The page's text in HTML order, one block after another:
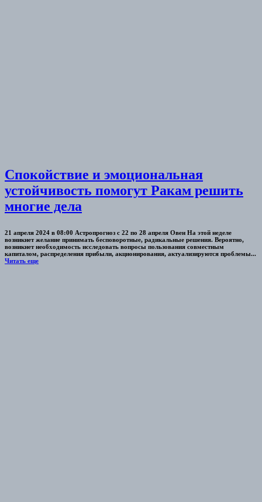
Спокойствие и эмоциональная
устойчивость помогут Ракам решить
многие дела
21 апреля 2024 в 08:00 Астропрогноз с 22 по 28 апреля Овен На этой неделе
возникнет желание принимать бесповоротные, радикальные решения. Вероятно,
возникнет необходимость исследовать вопросы пользования совместным
капиталом, распределения прибыли, акционирования, актуализируются проблемы...
Читать еще